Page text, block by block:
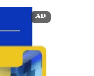
AD